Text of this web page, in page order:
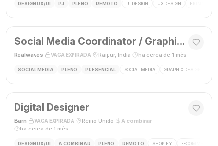
DESIGN UX/UI PJ PLENO REMOTO UI DESIGN UX DESIGN FIGMA
Social Media Coordinator / Graphic Designer
Realwaves VAGA EXPIRADA Raipur, Índia há cerca de 1 mês
SOCIAL MEDIA PLENO PRESENCIAL SOCIAL MEDIA GRAPHIC DESIGN
Digital Designer
Barn VAGA EXPIRADA Reino Unido A combinar·
há cerca de 1 mês
DESIGN UX/UI A COMBINAR PLENO REMOTO SHOPIFY E-COMMERCE